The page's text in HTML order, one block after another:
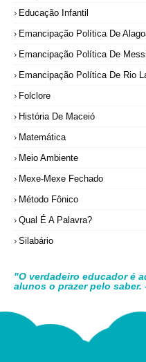
Educação Infantil
Emancipação Política De
Emancipação Política De
Emancipação Política De Rio
Folclore
História De Maceió
Matemática
Meio Ambiente
Mexe-Mexe Fechado
Método Fônico
Qual É A Palavra?
Silabário
"O verdadeiro educador é
alunos o prazer pelo saber.